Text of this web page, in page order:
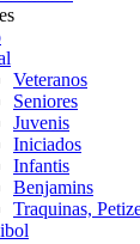
Veteranos
Seniores
Juvenis
Iniciados
Infantis
Benjamins
Traquinas,